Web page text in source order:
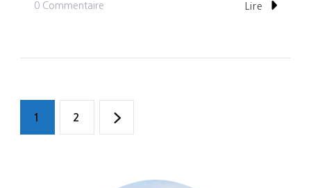
0 Commentaire
Matata »
Lire
Navigation
Page
1 Page
2